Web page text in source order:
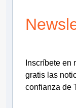
Inscríbete en
gratis las
confianza de